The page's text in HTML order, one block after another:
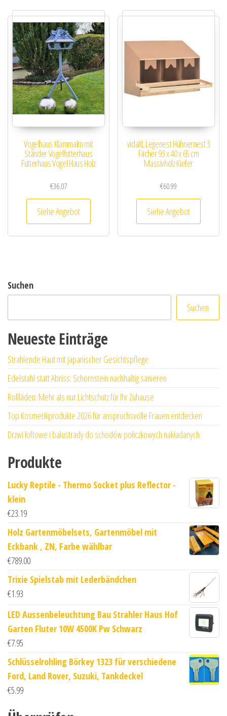
Vogelhaus Klammalm mit
Ständer Vogelfutterhaus
Futterhaus Vogel Haus Holz
€36.07
Siehe Angebot
vidaXL Legenest Hühnernest 3
Fächer 93 x 40 x 65 cm
Massivholz Kiefer
€60.99
Siehe Angebot
Suchen
Suchen
Neueste Einträge
Strahlende Haut mit japanischer Gesichtspflege
Edelstahl statt Abriss: Schornstein nachhaltig sanieren
Rollläden: Mehr als nur Lichtschutz für Ihr Zuhause
Top Kosmetikprodukte 2026 für anspruchsvolle Frauen entdecken
Drzwi loftowe i balustrady do schodów policzkowych nakładanych
Produkte
Lucky Reptile - Thermo Socket plus Reflector -
klein
€23.19
Holz Gartenmöbelsets, Gartenmöbel mit
Eckbank , ZN, Farbe wählbar
€789.00
Trixie Spielstab mit Lederbändchen
€1.93
LED Aussenbeleuchtung Bau Strahler Haus Hof
Garten Fluter 10W 4500K Pw Schwarz
€7.95
Schlüsselrohling Börkey 1323 für verschiedene
Ford, Land Rover, Suzuki, Tankdeckel
€5.99